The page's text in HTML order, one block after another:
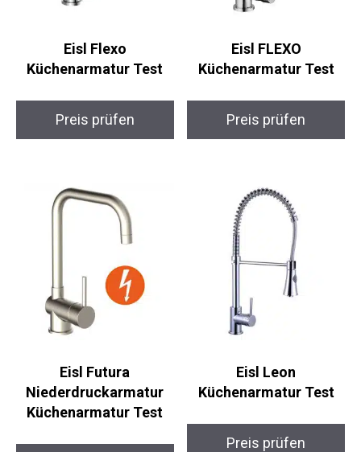
Eisl Flexo
Küchenarmatur Test
Preis prüfen
Eisl FLEXO
Küchenarmatur Test
Preis prüfen
Eisl Futura
Niederdruckarmatur
Küchenarmatur Test
Eisl Leon
Küchenarmatur Test
Preis prüfen